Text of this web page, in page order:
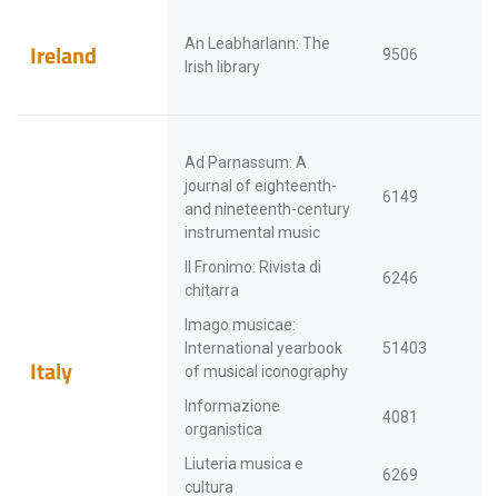
Ireland
An Leabharlann: The
Irish library
9506
Italy
Ad Parnassum: A
journal of eighteenth-
and nineteenth-century
instrumental music
6149
Il Fronimo: Rivista di
chitarra
6246
Imago musicae:
International yearbook
of musical iconography
51403
Informazione
organistica
4081
Liuteria musica e
cultura
6269